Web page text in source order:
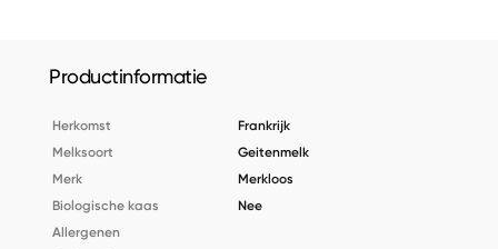
Productinformatie
Herkomst
Frankrijk
Melksoort
Geitenmelk
Merk
Merkloos
Biologische kaas
Nee
Allergenen